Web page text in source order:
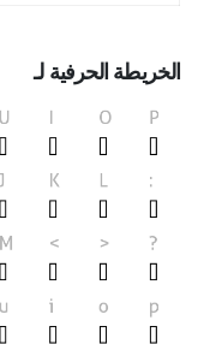
الخريطة الحرفية لـ